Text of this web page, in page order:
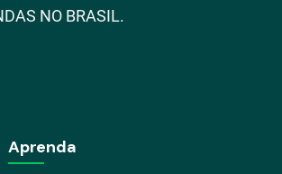
NO BRASIL.
Aprenda